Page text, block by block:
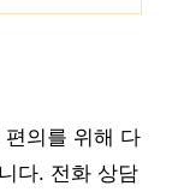
편의를 위해 다
다. 전화 상담